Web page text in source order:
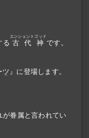
る 古代神
エンシェントゴッド
です。
ツ 』に登場します。
が眷属と言われてい